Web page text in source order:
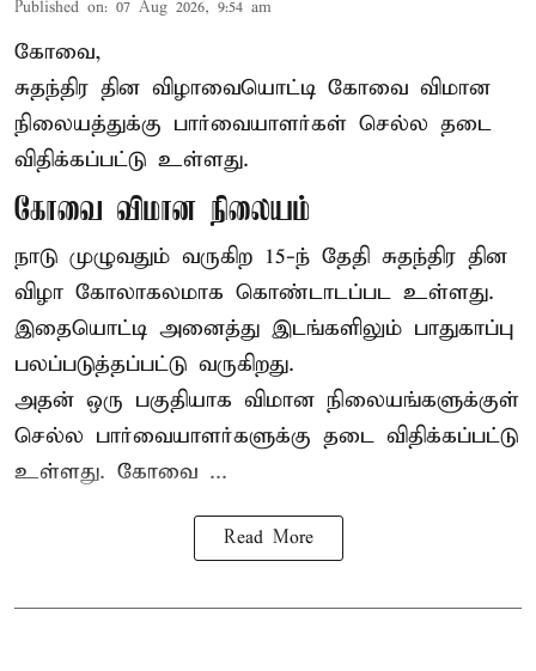
Published on: 07 Aug 2026, 9:54 am
கோவை,
சுதந்திர தின விழாவையொட்டி கோவை விமான
நிலையத்துக்கு பார்வையாளர்கள் செல்ல தடை
விதிக்கப்பட்டு உள்ளது.
கோவை விமான நிலையம்
நாடு முழுவதும் வருகிற 15-ந் தேதி சுதந்திர தின
விழா கோலாகலமாக கொண்டாடப்பட உள்ளது.
இதையொட்டி அனைத்து இடங்களிலும் பாதுகாப்பு
பலப்படுத்தப்பட்டு வருகிறது.
அதன் ஒரு பகுதியாக விமான நிலையங்களுக்குள்
செல்ல பார்வையாளர்களுக்கு தடை விதிக்கப்பட்டு
உள்ளது. கோவை ...
Read More